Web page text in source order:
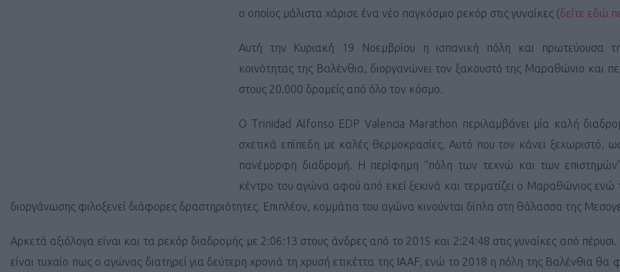
ο οποίος μάλιστα χάρισε ένα νέο παγκόσμιο ρεκόρ στις γυναίκες (δείτε εδώ
Αυτή την Κυριακή 19 Νοεμβρίου η ισπανική πόλη και πρωτεύουσα
κοινότητας της Βαλένθια, διοργανώνει τον ξακουστό της Μαραθώνιο και
στους 20.000 δρομείς από όλο τον κόσμο.
Ο Trinidad Alfonso EDP Valencia Marathon περιλαμβάνει μία καλή
σχετικά επίπεδη με καλές θερμοκρασίες. Αυτό που τον κάνει ξεχωριστό,
πανέμορφη διαδρομή. Η περίφημη “πόλη των τεχνώ και των
κέντρο του αγώνα αφού από εκεί ξεκινά και τερματίζει ο Μαραθώνιος ενώ
διοργάνωσης φιλοξενεί διάφορες δραστηριότητες. Επιπλέον, κομμάτια του αγώνα κινούνται δίπλα στη θάλασσα της
Αρκετά αξιόλογα είναι και τα ρεκόρ διαδρομής με 2:06:13 στους άνδρες από το 2015 και 2:24:48 στις γυναίκες από
είναι τυχαίο πως ο αγώνας διατηρεί για δεύτερη χρονιά τη χρυσή ετικέττα της IAAF, ενώ το 2018 η πόλη της Βαλένθια θα